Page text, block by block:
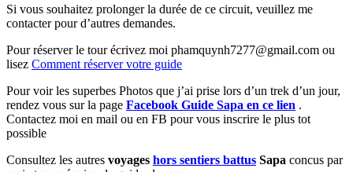
Si vous souhaitez prolonger la durée de ce circuit, veuillez me
contacter pour d’autres demandes.
Pour réserver le tour écrivez moi phamquynh7277@gmail.com ou
lisez Comment réserver votre guide
Pour voir les superbes Photos que j’ai prise lors d’un trek d’un jour,
rendez vous sur la page Facebook Guide Sapa en ce lien .
Contactez moi en mail ou en FB pour vous inscrire le plus tot
possible
Consultez les autres voyages hors sentiers battus Sapa concus par